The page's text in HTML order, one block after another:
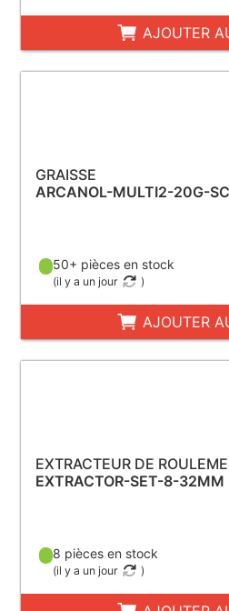
AJOUTER
GRAISSE
ARCANOL-MULTI2-20G-
50+ pièces en stock
(il y a un jour )
AJOUTER
EXTRACTEUR DE
EXTRACTOR-SET-8-32MM
8 pièces en stock
(il y a un jour )